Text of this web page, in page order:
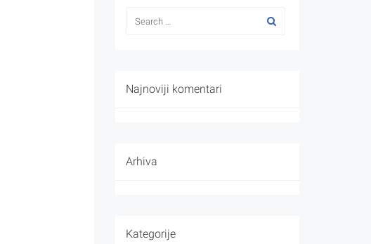
Najnoviji komentari
Arhiva
Kategorije